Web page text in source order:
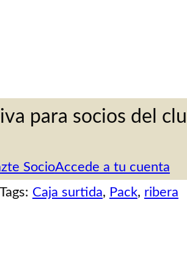
para socios del
SocioAccede a tu cuenta
Caja surtida, Pack, ribera